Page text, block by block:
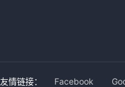
友情链接： Facebook